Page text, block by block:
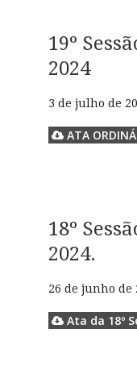
19º
2024
3 de julho de
ATA
18º
2024.
26 de junho de
Ata da 18º